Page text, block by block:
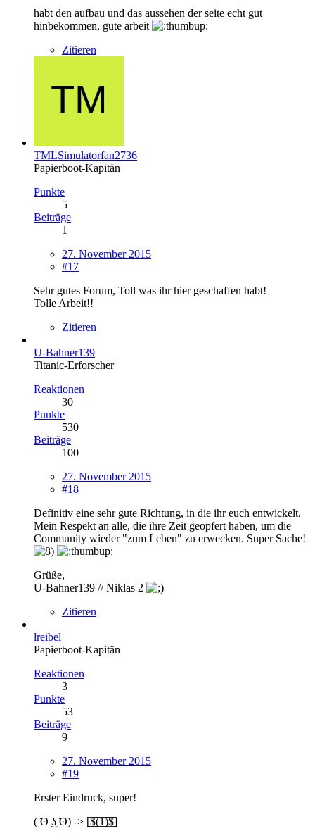
habt den aufbau und das aussehen der seite echt gut
hinbekommen, gute arbeit
Zitieren
TMLSimulatorfan2736
Papierboot-Kapitän
Punkte
5
Beiträge
1
27. November 2015
#17
Sehr gutes Forum, Toll was ihr hier geschaffen habt!
Tolle Arbeit!!
Zitieren
U-Bahner139
Titanic-Erforscher
Reaktionen
30
Punkte
530
Beiträge
100
27. November 2015
#18
Definitiv eine sehr gute Richtung, in die ihr euch entwickelt.
Mein Respekt an alle, die ihre Zeit geopfert haben, um die
Community wieder "zum Leben" zu erwecken. Super Sache!
Grüße,
U-Bahner139 // Niklas 2
Zitieren
lreibel
Papierboot-Kapitän
Reaktionen
3
Punkte
53
Beiträge
9
27. November 2015
#19
Erster Eindruck, super!
( ͡ʘ ͜ʖ ͡ʘ) -> [̲̅$̲̅(̲̅1̲̅)̲̅$̲̅]